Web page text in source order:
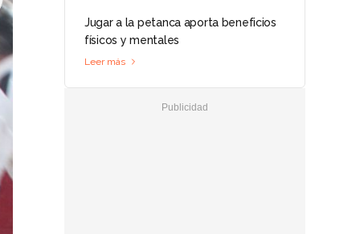
Jugar a la petanca aporta beneficios
físicos y mentales
Leer más